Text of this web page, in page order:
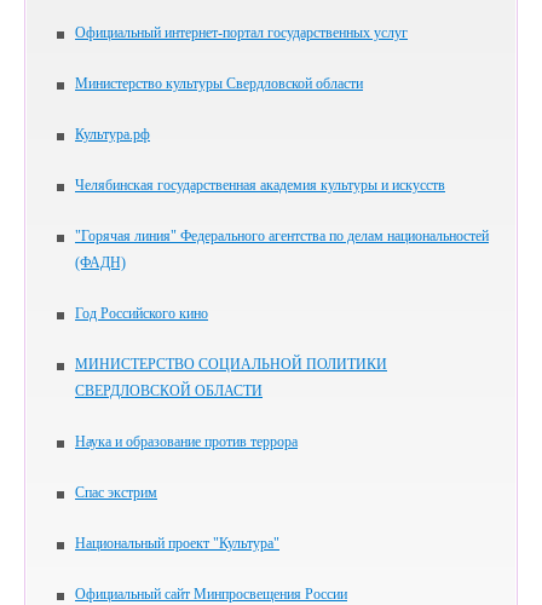
Официальный интернет-портал государственных услуг
Министерство культуры Свердловской области
Культура.рф
Челябинская государственная академия культуры и искусств
"Горячая линия" Федерального агентства по делам национальностей
(ФАДН)
Год Российского кино
МИНИСТЕРСТВО СОЦИАЛЬНОЙ ПОЛИТИКИ
СВЕРДЛОВСКОЙ ОБЛАСТИ
Наука и образование против террора
Спас экстрим
Национальный проект "Культура"
Официальный сайт Минпросвещения России